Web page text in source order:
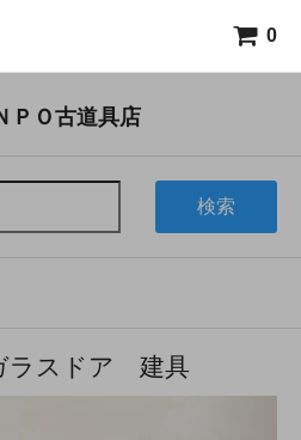
0
ＰＯ古道具店
検索
ラスドア 建具